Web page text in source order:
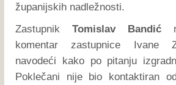
županijskih nadležnosti.
ZastupnikTomislav Bandić
komentar zastupnice Ivane
navodeći kako po pitanju
Poklečani nije bio kontaktiran